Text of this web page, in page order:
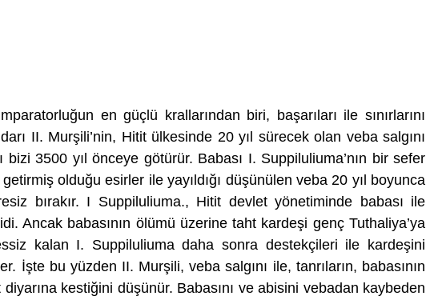
en güçlü krallarından biri, başarıları ile sınırlarını
II. Murşili’nin, Hitit ülkesinde 20 yıl sürecek olan veba salgını
bizi 3500 yıl önceye götürür. Babası I. Suppiluliuma’nın bir sefer
getirmiş olduğu esirler ile yayıldığı düşünülen veba 20 yıl boyunca
bırakır. I Suppiluliuma., Hitit devlet yönetiminde babası ile
Ancak babasının ölümü üzerine taht kardeşi genç Tuthaliya’ya
kalan I. Suppiluliuma daha sonra destekçileri ile kardeşini
İşte bu yüzden II. Murşili, veba salgını ile, tanrıların, babasının
diyarına kestiğini düşünür. Babasını ve abisini vebadan kaybeden